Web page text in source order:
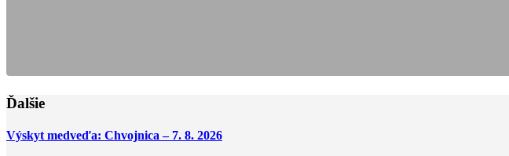
Ďalšie
Výskyt medveďa: Chvojnica – 7. 8. 2026